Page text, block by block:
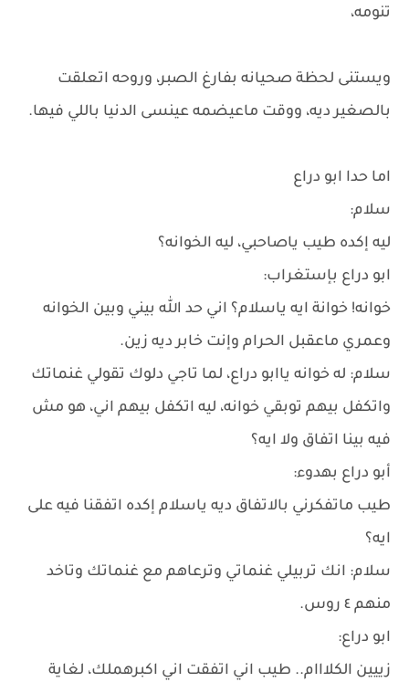
تنومه،
ويستنى لحظة صحيانه بفارغ الصبر، وروحه اتعلقت
بالصغير ديه، ووقت ماعيضمه عينسى الدنيا باللي فيها.
اما حدا ابو دراع
سلام:
ليه إكده طيب ياصاحبي، ليه الخوانه؟
ابو دراع بإستغراب:
خوانه! خوانة ايه ياسلام؟ اني حد الله بيني وبين الخوانه
وعمري ماعقبل الحرام وإنت خابر ديه زين.
سلام: له خوانه ياابو دراع، لما تاجي دلوك تقولي غنماتك
واتكفل بيهم توبقي خوانه، ليه اتكفل بيهم اني، هو مش
فيه بينا اتفاق ولا ايه؟
أبو دراع بهدوء:
طيب ماتفكرني بالاتفاق ديه ياسلام إكده اتفقنا فيه على
ايه؟
سلام: انك تربيلي غنماتي وترعاهم مع غنماتك وتاخد
منهم ٤ روس.
ابو دراع:
زييين الكلااام.. طيب اني اتفقت اني اكبرهملك، لغاية